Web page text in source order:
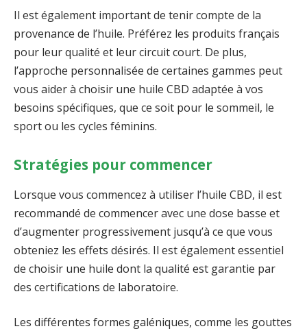
Il est également important de tenir compte de la
provenance de l’huile. Préférez les produits français
pour leur qualité et leur circuit court. De plus,
l’approche personnalisée de certaines gammes peut
vous aider à choisir une huile CBD adaptée à vos
besoins spécifiques, que ce soit pour le sommeil, le
sport ou les cycles féminins.
Stratégies pour commencer
Lorsque vous commencez à utiliser l’huile CBD, il est
recommandé de commencer avec une dose basse et
d’augmenter progressivement jusqu’à ce que vous
obteniez les effets désirés. Il est également essentiel
de choisir une huile dont la qualité est garantie par
des certifications de laboratoire.
Les différentes formes galéniques, comme les gouttes